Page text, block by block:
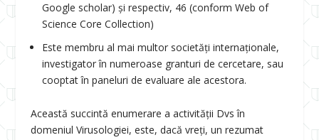
Google scholar) și respectiv, 46 (conform Web of
Science Core Collection)
Este membru al mai multor societăți internaționale,
investigator în numeroase granturi de cercetare, sau
cooptat în paneluri de evaluare ale acestora.
Această succintă enumerare a activității Dvs în
domeniul Virusologiei, este, dacă vreți, un rezumat